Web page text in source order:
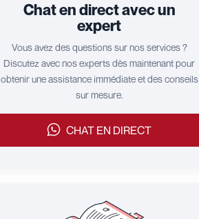
Chat en direct avec un
expert
Vous avez des questions sur nos services ?
Discutez avec nos experts dès maintenant pour
obtenir une assistance immédiate et des conseils
sur mesure.
CHAT EN DIRECT